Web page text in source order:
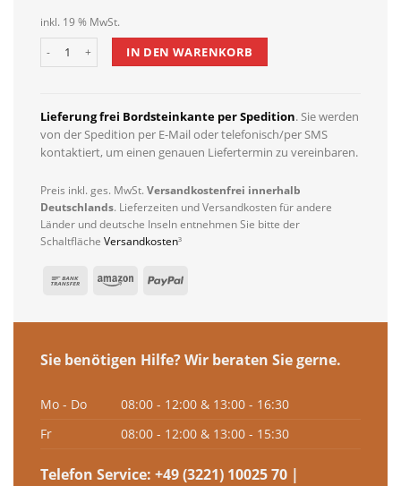
inkl. 19 % MwSt.
IN DEN WARENKORB
Lieferung frei Bordsteinkante per Spedition. Sie werden
von der Spedition per E-Mail oder telefonisch/per SMS
kontaktiert, um einen genauen Liefertermin zu vereinbaren.
Preis inkl. ges. MwSt. Versandkostenfrei innerhalb
Deutschlands. Lieferzeiten und Versandkosten für andere
Länder und deutsche Inseln entnehmen Sie bitte der
Schaltfläche Versandkosten³
Sie benötigen Hilfe? Wir beraten Sie gerne.
Mo - Do
08:00 - 12:00 & 13:00 - 16:30
Fr
08:00 - 12:00 & 13:00 - 15:30
Telefon Service: +49 (3221) 10025 70 |